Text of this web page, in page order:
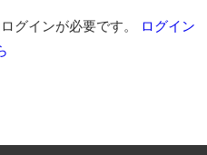
グインが必要です。
ログイン